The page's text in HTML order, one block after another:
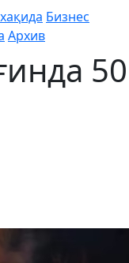
Бизнес
Архив